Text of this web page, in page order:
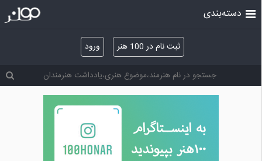
ثبت نام در 100 هنر ورود
دسته‌بندی